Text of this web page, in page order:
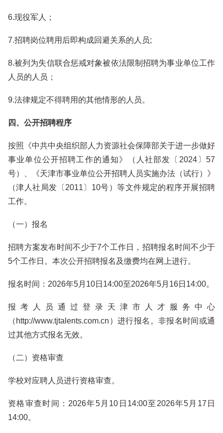
6.现役军人；
7.招聘岗位聘用后即构成回避关系的人员;
8.被列为失信联合惩戒对象被依法限制招聘为事业单位工作
人员的人员；
9.法律规定不得聘用的其他情形的人员。
四、公开招聘程序
按照《中共中央组织部人力资源社会保障部关于进一步做好
事业单位公开招聘工作的通知》（人社部发〔2024〕57
号）、《天津市事业单位公开招聘人员实施办法（试行）》
（津人社局发〔2011〕10号）等文件规定的程序开展招聘
工作。
（一）报名
招聘方案发布时间不少于7个工作日，招聘报名时间不少于
5个工作日。本次公开招聘报名及缴费均在网上进行。
报名时间：2026年5月10日14:00至2026年5月16日14:00。
报考人员通过登录天津市人才服务中心
（http://www.tjtalents.com.cn）进行报名。非报名时间或通
过其他方式报名无效。
（二）资格审查
学校对应聘人员进行资格审查。
资格审查时间：2026年5月10日14:00至2026年5月17日
14:00。